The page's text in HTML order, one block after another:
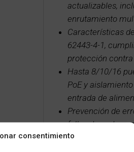
consentimiento
actualizables,
enrutamiento
Características
62443-4-1,
protección
Hasta 8/10/16
PoE y
entrada de
Prevención de
fallos de nodos,
GUI fácil de usar,